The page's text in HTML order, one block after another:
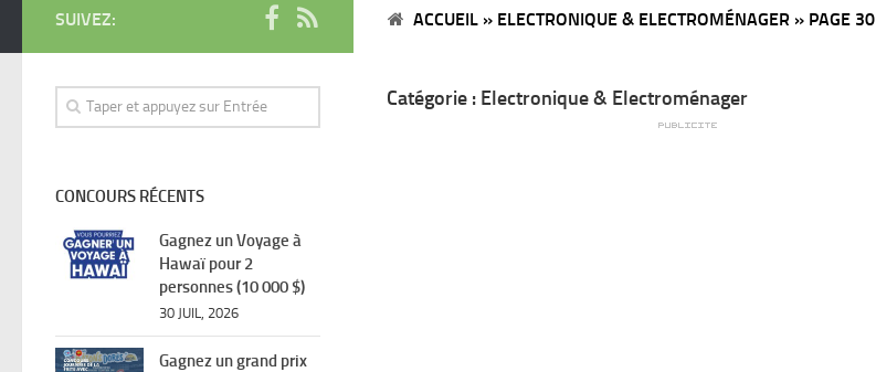
ACCUEIL » ELECTRONIQUE & ELECTROMÉNAGER » PAGE 30
Catégorie : Electronique & Electroménager
SUIVEZ:
CONCOURS RÉCENTS
Gagnez un Voyage à
Hawaï pour 2
personnes (10 000 $)
30 JUIL, 2026
Gagnez un grand prix